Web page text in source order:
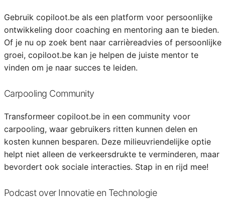
Gebruik copiloot.be als een platform voor persoonlijke
ontwikkeling door coaching en mentoring aan te bieden.
Of je nu op zoek bent naar carrièreadvies of persoonlijke
groei, copiloot.be kan je helpen de juiste mentor te
vinden om je naar succes te leiden.
Carpooling Community
Transformeer copiloot.be in een community voor
carpooling, waar gebruikers ritten kunnen delen en
kosten kunnen besparen. Deze milieuvriendelijke optie
helpt niet alleen de verkeersdrukte te verminderen, maar
bevordert ook sociale interacties. Stap in en rijd mee!
Podcast over Innovatie en Technologie